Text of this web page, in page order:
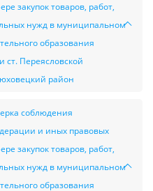
закупок товаров, работ,
нужд в муниципальном
образования
Переясловской
район
соблюдения
и иных правовых
закупок товаров, работ,
нужд в муниципальном
образования